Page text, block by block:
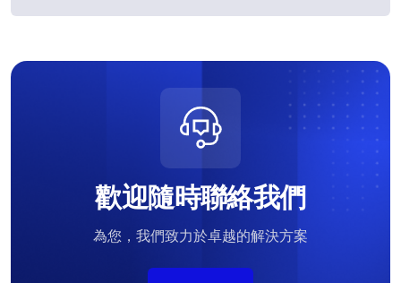
歡迎隨時聯絡我們
為您，我們致力於卓越的解決方案